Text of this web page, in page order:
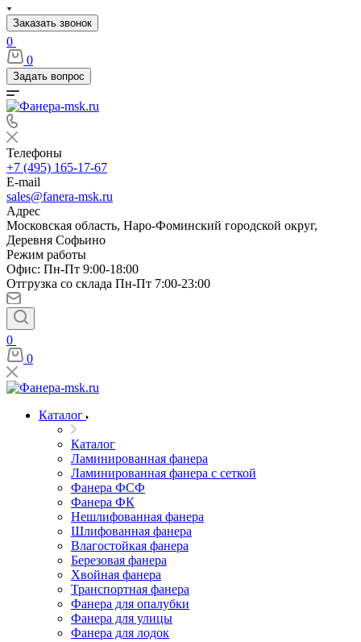
Заказать звонок
0
0
Задать вопрос
Телефоны
+7 (495) 165-17-67
E-mail
sales@fanera-msk.ru
Адрес
Московская область, Наро-Фоминский городской округ,
Деревня Софьино
Режим работы
Офис: Пн-Пт 9:00-18:00
Отгрузка со склада Пн-Пт 7:00-23:00
0
0
Каталог
Каталог
Ламинированная фанера
Ламинированная фанера с сеткой
Фанера ФСФ
Фанера ФК
Нешлифованная фанера
Шлифованная фанера
Влагостойкая фанера
Березовая фанера
Хвойная фанера
Транспортная фанера
Фанера для опалубки
Фанера для улицы
Фанера для лодок